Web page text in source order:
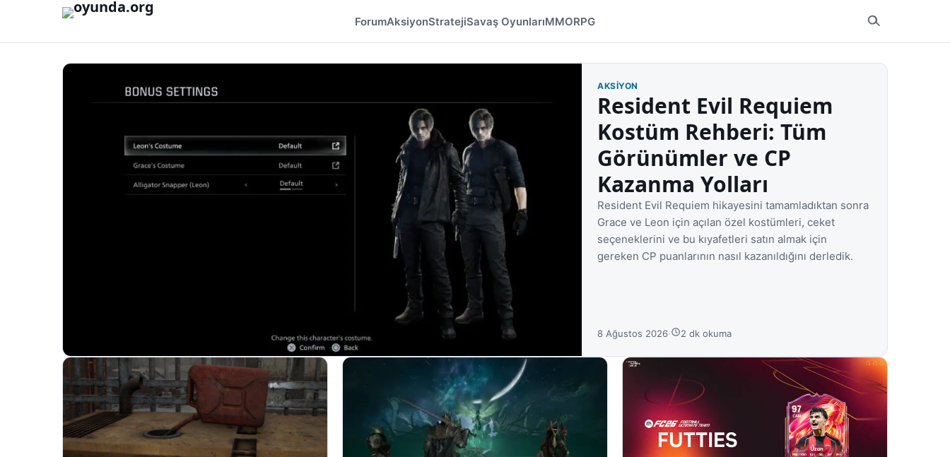
ForumAksiyonStratejiSavaş OyunlarıMMORPG
AKSIYON
Resident Evil Requiem
Kostüm Rehberi: Tüm
Görünümler ve CP
Kazanma Yolları
Resident Evil Requiem hikayesini tamamladıktan sonra
Grace ve Leon için açılan özel kostümleri, ceket
seçeneklerini ve bu kıyafetleri satın almak için
gereken CP puanlarının nasıl kazanıldığını derledik.
8 Ağustos 2026· 2 dk okuma